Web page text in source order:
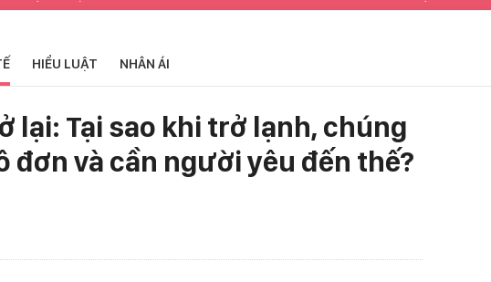
HIỂU LUẬT NHÂN ÁI
lại: Tại sao khi trở lạnh, chúng
đơn và cần người yêu đến thế?